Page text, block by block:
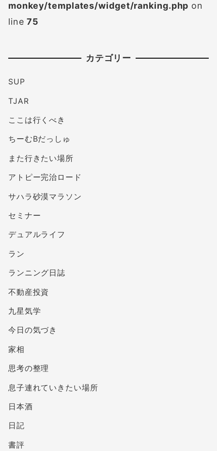
monkey/templates/widget/ranking.php on
line75
カテゴリー
SUP
TJAR
ここは行くべき
ちーむBだっしゅ
また行きたい場所
アトピー完治ロード
サハラ砂漠マラソン
セミナー
デュアルライフ
ラン
ランニング日誌
不動産投資
九星気学
今日の気づき
家相
思考の整理
息子連れていきたい場所
日本酒
日記
書評